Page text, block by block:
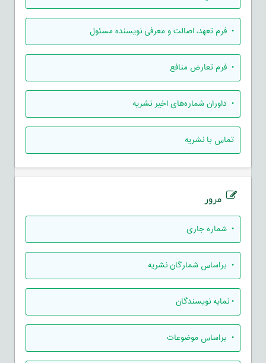
• فرم تعهد، اصالت و معرفی نویسنده مسئول
• فرم تعارض منافع
• داوران شماره‌های اخیر نشریه
تماس با نشریه
مرور
• شماره جاری
• براساس شمارگان نشریه
•نمایه نویسندگان
• براساس موضوعات